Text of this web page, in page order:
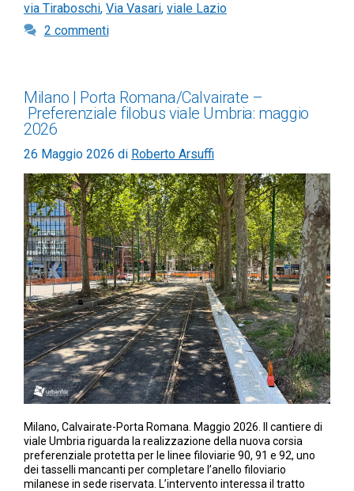
via Tiraboschi, Via Vasari, viale Lazio
2 commenti
Milano | Porta Romana/Calvairate –
Preferenziale filobus viale Umbria: maggio
2026
26 Maggio 2026 di Roberto Arsuffi
Milano, Calvairate-Porta Romana. Maggio 2026. Il cantiere di
viale Umbria riguarda la realizzazione della nuova corsia
preferenziale protetta per le linee filoviarie 90, 91 e 92, uno
dei tasselli mancanti per completare l’anello filoviario
milanese in sede riservata. L’intervento interessa il tratto